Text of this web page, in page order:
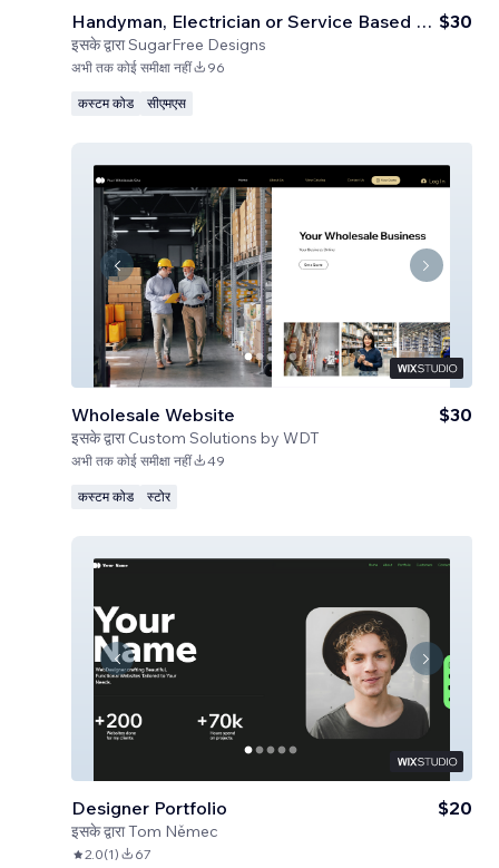
Handyman, Electrician or Service Based Business
इसके द्वाराSugarFree Designs
$30
अभी तक कोई समीक्षा नहीं 96
कस्टम कोड सीएमएस
Wholesale Website
इसके द्वारा Custom Solutions by WDT
$30
अभी तक कोई समीक्षा नहीं 49
कस्टम कोड स्टोर
Designer Portfolio
इसके द्वाराTom Němec
$20
2.0(1) 67